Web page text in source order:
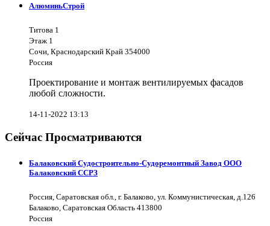
АлюминьСтрой
Титова 1
Этаж 1
Сочи, Краснодарский Край 354000
Россия
Проектирование и монтаж вентилируемых фасадов
любой сложности.
14-11-2022 13:13
Сейчас Просматриваются
Балаковский Судостроительно-Судоремонтный Завод ООО
Балаковский ССРЗ
Россия, Саратовская обл., г. Балаково, ул. Коммунистическая, д.126
Балаково, Саратовская Область 413800
Россия